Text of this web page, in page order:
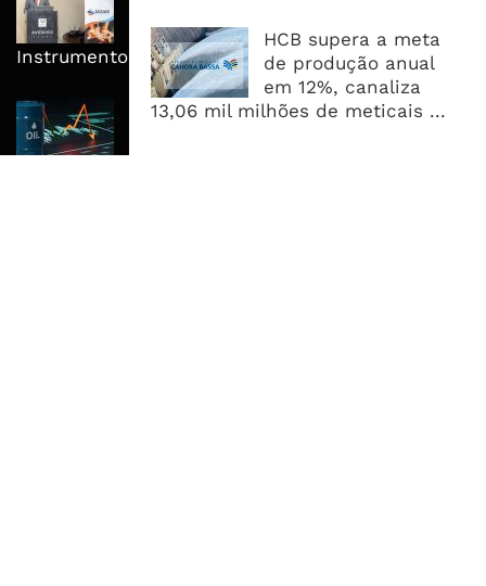
HCB supera a meta
de produção anual
em 12%, canaliza
13,06 mil milhões de meticais ...
Ligações Domiciliárias Em
Instrumento De Inclusão
Petróleo Fecha Semana Em Forte